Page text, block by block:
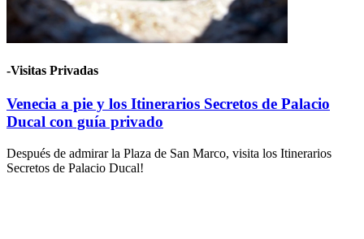
-Visitas Privadas
Venecia a pie y los Itinerarios Secretos de Palacio
Ducal con guía privado
Después de admirar la Plaza de San Marco, visita los Itinerarios
Secretos de Palacio Ducal!